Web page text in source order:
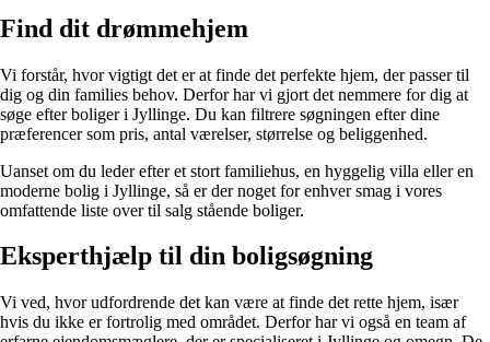
Find dit drømmehjem
Vi forstår, hvor vigtigt det er at finde det perfekte hjem, der passer til
dig og din families behov. Derfor har vi gjort det nemmere for dig at
søge efter boliger i Jyllinge. Du kan filtrere søgningen efter dine
præferencer som pris, antal værelser, størrelse og beliggenhed.
Uanset om du leder efter et stort familiehus, en hyggelig villa eller en
moderne bolig i Jyllinge, så er der noget for enhver smag i vores
omfattende liste over til salg stående boliger.
Eksperthjælp til din boligsøgning
Vi ved, hvor udfordrende det kan være at finde det rette hjem, især
hvis du ikke er fortrolig med området. Derfor har vi også en team af